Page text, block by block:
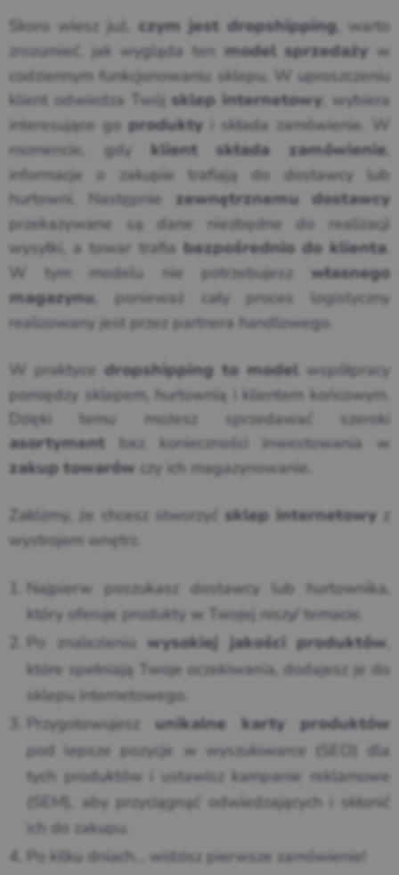
Skoro wiesz już, czym jest dropshipping, warto
zrozumieć, jak wygląda ten
model sprzedaży
w
codziennym funkcjonowaniu sklepu. W uproszczeniu
klient odwiedza Twój sklep internetowy
, wybiera
interesujące go produkty
i składa zamówienie. W
momencie, gdy
klient składa zamówienie
informacje o zakupie trafiają do dostawcy lub
hurtowni. Następnie
zewnętrznemu dostawcy
przekazywane są dane niezbędne do realizacji
wysyłki, a towar trafia
bezpośrednio do klienta.
W tym modelu nie potrzebujesz
własnego
magazynu
, ponieważ cały proces logistyczny
realizowany jest przez partnera handlowego.
W praktyce dropshipping to model
współpracy
pomiędzy sklepem, hurtownią i klientem końcowym.
Dzięki temu możesz sprzedawać szeroki
asortyment bez konieczności inwestowania w
zakup towarów czy ich magazynowanie.
Załóżmy, że chcesz stworzyć sklep internetowyz
wystrojem wnętrz.
Najpierw poszukasz dostawcy lub hurtownika,
który oferuje produkty w Twojej niszy/ temacie.
Po znalezieniu
wysokiej jakości produktów
które spełniają Twoje oczekiwania, dodajesz je do
sklepu internetowego.
Przygotowujesz
unikalne karty produktów
pod lepsze pozycje w wyszukiwarce (SEO) dla
tych produktów i ustawisz kampanie reklamowe
(SEM), aby przyciągnąć odwiedzających i skłonić
ich do zakupu.
Po kilku dniach… widzisz pierwsze zamówienie!